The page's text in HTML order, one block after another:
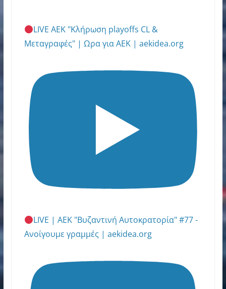
LIVE ΑΕΚ "Κλήρωση playoffs CL &
Μεταγραφές" | Ωρα για ΑΕΚ | aekidea.org
LIVE | ΑΕΚ "Βυζαντινή Αυτοκρατορία" #77 -
Ανοίγουμε γραμμές | aekidea.org